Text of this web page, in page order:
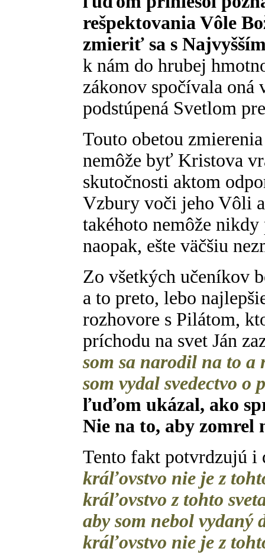
rešpektovania Vôle
zmieriť sa s
k nám do hrubej
zákonov spočívala oná
podstúpená Svetlom
Touto obetou
nemôže byť Kristova
skutočnosti aktom
Vzbury voči jeho Vôli
takéhoto nemôže
naopak, ešte väčšiu
Zo všetkých učeníkov
a to preto, lebo
rozhovore s Pilátom,
príchodu na svet Ján
som sa narodil na to a
som vydal svedectvo o
ľuďom ukázal, ako
Nie na to, aby zomrel
Tento fakt potvrdzujú
kráľovstvo nie je z
kráľovstvo z tohto
aby som nebol vydaný
kráľovstvo nie je z